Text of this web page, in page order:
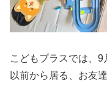
こどもプラスでは、
以前から居る、お友